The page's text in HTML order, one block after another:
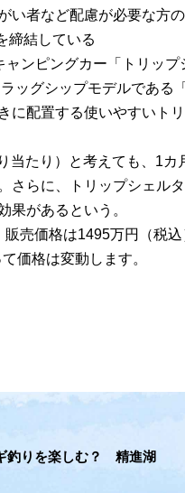
い者など配慮が必要な方
締結している
ンピングカー「トリップ
ッグシップモデルであ
に配置する使いやすい
当たり）と考えても、1
さらに、トリップシェ
果があるという。
売価格は1495万円（税込
価格は変動します。
釣りを楽しむ？ 精進湖